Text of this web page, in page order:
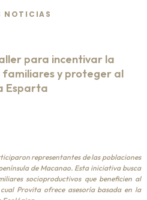
NOTICIAS
para incentivar la
familiares y proteger al
Esparta
representantes de las poblaciones
de Macanao. Esta iniciativa busca
socioproductivos que beneficien al
Provita ofrece asesoría basada en la